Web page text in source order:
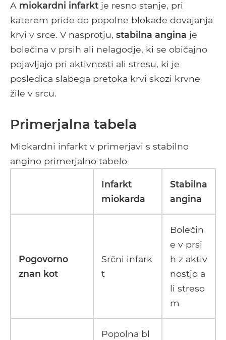
A miokardni infarkt je resno stanje, pri
katerem pride do popolne blokade dovajanja
krvi v srce. V nasprotju, stabilna angina je
bolečina v prsih ali nelagodje, ki se običajno
pojavljajo pri aktivnosti ali stresu, ki je
posledica slabega pretoka krvi skozi krvne
žile v srcu.
Primerjalna tabela
Miokardni infarkt v primerjavi s stabilno
angino primerjalno tabelo
Infarkt
miokarda
Stabilna
angina
Pogovorno
znan kot
Srčni infark
t
Bolečin
e v prsi
h z aktiv
nostjo a
li streso
m
Popolna bl